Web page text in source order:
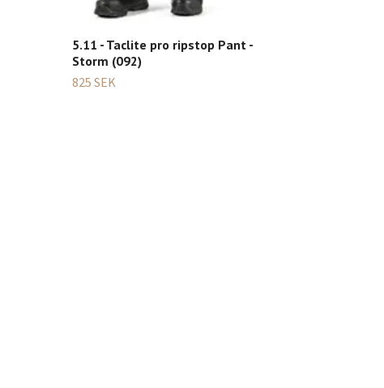
5.11 - Taclite pro ripstop Pant -
Storm (092)
825 SEK